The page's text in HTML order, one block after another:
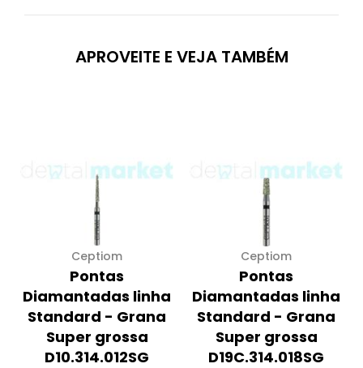
APROVEITE E VEJA TAMBÉM
Ceptiom
Pontas
Diamantadas linha
Standard - Grana
Super grossa
D10.314.012SG
Ceptiom
Pontas
Diamantadas linha
Standard - Grana
Super grossa
D19C.314.018SG